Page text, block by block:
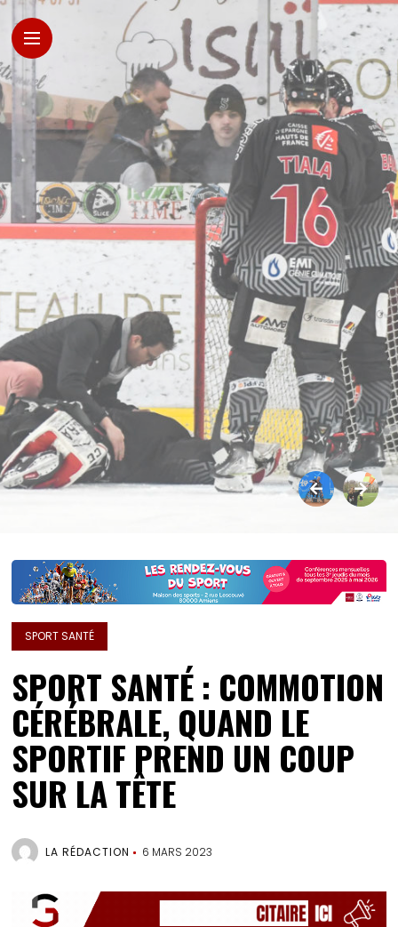
SPORT SANTÉ
SPORT SANTÉ : COMMOTION
CÉRÉBRALE, QUAND LE
SPORTIF PREND UN COUP
SUR LA TÊTE
LA RÉDACTION 6 MARS 2023